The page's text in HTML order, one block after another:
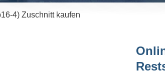
4) Zuschnitt kaufen